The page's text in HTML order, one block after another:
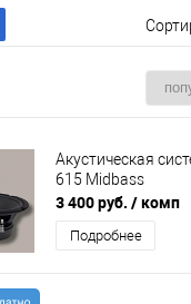
Акустическая
615 Midbass
3 400 руб. / комп
Подробнее